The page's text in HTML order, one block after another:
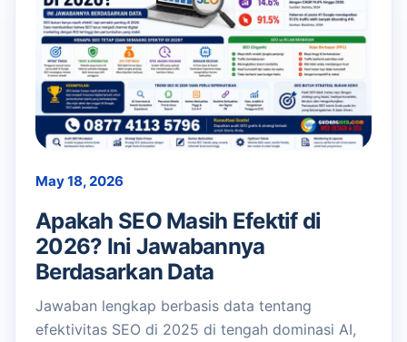
May 18, 2026
Apakah SEO Masih Efektif di
2026? Ini Jawabannya
Berdasarkan Data
Jawaban lengkap berbasis data tentang
efektivitas SEO di 2025 di tengah dominasi AI,